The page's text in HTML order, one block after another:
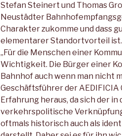
Stefan Steinert und Thomas
Neustädter
Charakter zukomme und dass
elementarer Standortvorteil ist.
„Für die Menschen einer
Wichtigkeit. Die Bürger einer
Bahnhof auch wenn man nicht
Geschäftsführer der AEDIFICIA
Erfahrung heraus, da sich der
verkehrspolitische
oftmals historisch auch als